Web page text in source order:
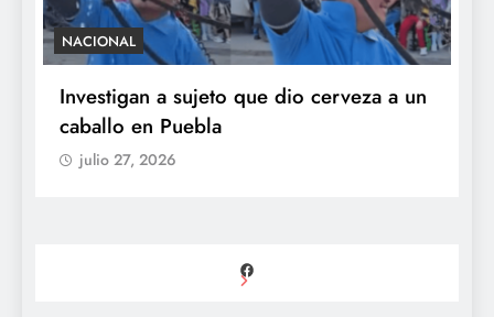
NACIONAL
Investigan a sujeto que dio cerveza a un
caballo en Puebla
julio 27, 2026